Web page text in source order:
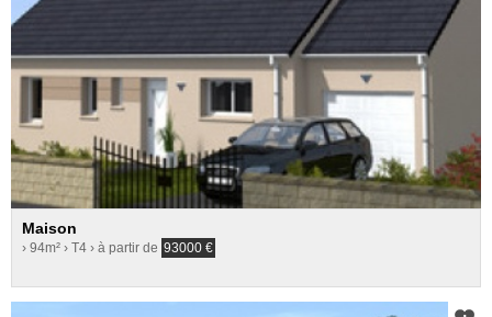
Maison
› 94m² › T4 › à partir de 93000 €